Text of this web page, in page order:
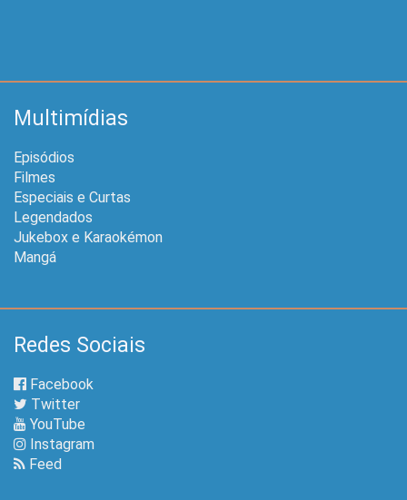
Multimídias
Episódios
Filmes
Especiais e Curtas
Legendados
Jukebox e Karaokémon
Mangá
Redes Sociais
Facebook
Twitter
YouTube
Instagram
Feed